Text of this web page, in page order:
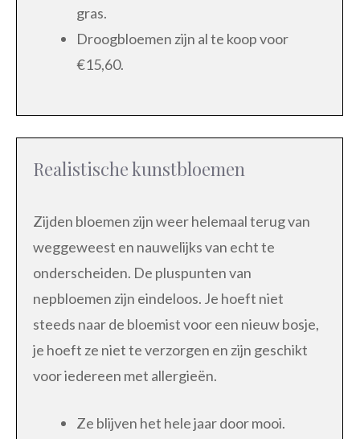
gras.
Droogbloemen zijn al te koop voor
€15,60.
Realistische kunstbloemen
Zijden bloemen zijn weer helemaal terug van
weggeweest en nauwelijks van echt te
onderscheiden. De pluspunten van
nepbloemen zijn eindeloos. Je hoeft niet
steeds naar de bloemist voor een nieuw bosje,
je hoeft ze niet te verzorgen en zijn geschikt
voor iedereen met allergieën.
Ze blijven het hele jaar door mooi.